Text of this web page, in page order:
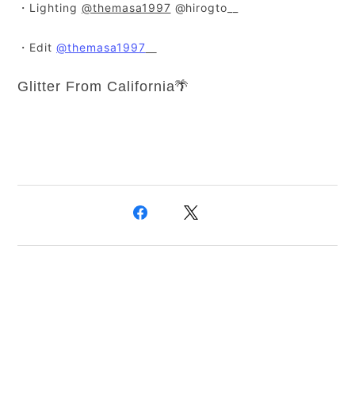
・Lighting @themasa1997 @hirogto__
・Edit@themasa1997
Glitter From California🌴